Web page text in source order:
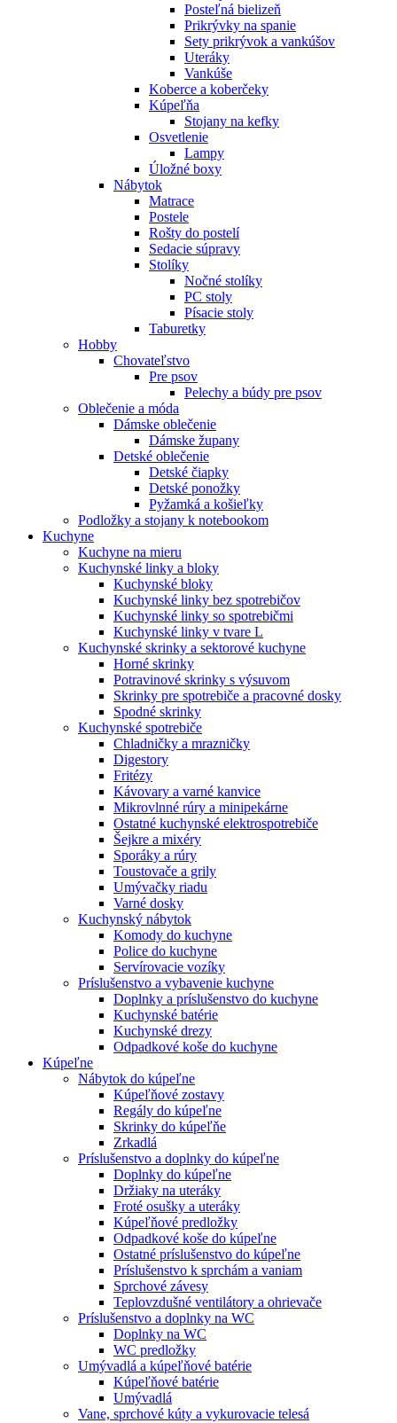
Posteľná bielizeň
Prikrývky na spanie
Sety prikrývok a vankúšov
Uteráky
Vankúše
Koberce a koberčeky
Kúpeľňa
Stojany na kefky
Osvetlenie
Lampy
Úložné boxy
Nábytok
Matrace
Postele
Rošty do postelí
Sedacie súpravy
Stolíky
Nočné stolíky
PC stoly
Písacie stoly
Taburetky
Hobby
Chovateľstvo
Pre psov
Pelechy a búdy pre psov
Oblečenie a móda
Dámske oblečenie
Dámske župany
Detské oblečenie
Detské čiapky
Detské ponožky
Pyžamká a košieľky
Podložky a stojany k notebookom
Kuchyne
Kuchyne na mieru
Kuchynské linky a bloky
Kuchynské bloky
Kuchynské linky bez spotrebičov
Kuchynské linky so spotrebičmi
Kuchynské linky v tvare L
Kuchynské skrinky a sektorové kuchyne
Horné skrinky
Potravinové skrinky s výsuvom
Skrinky pre spotrebiče a pracovné dosky
Spodné skrinky
Kuchynské spotrebiče
Chladničky a mrazničky
Digestory
Fritézy
Kávovary a varné kanvice
Mikrovlnné rúry a minipekárne
Ostatné kuchynské elektrospotrebiče
Šejkre a mixéry
Sporáky a rúry
Toustovače a grily
Umývačky riadu
Varné dosky
Kuchynský nábytok
Komody do kuchyne
Police do kuchyne
Servírovacie vozíky
Príslušenstvo a vybavenie kuchyne
Doplnky a príslušenstvo do kuchyne
Kuchynské batérie
Kuchynské drezy
Odpadkové koše do kuchyne
Kúpeľne
Nábytok do kúpeľne
Kúpeľňové zostavy
Regály do kúpeľne
Skrinky do kúpeľňe
Zrkadlá
Príslušenstvo a doplnky do kúpeľne
Doplnky do kúpeľne
Držiaky na uteráky
Froté osušky a uteráky
Kúpeľňové predložky
Odpadkové koše do kúpeľne
Ostatné príslušenstvo do kúpeľne
Príslušenstvo k sprchám a vaniam
Sprchové závesy
Teplovzdušné ventilátory a ohrievače
Príslušenstvo a doplnky na WC
Doplnky na WC
WC predložky
Umývadlá a kúpeľňové batérie
Kúpeľňové batérie
Umývadlá
Vane, sprchové kúty a vykurovacie telesá